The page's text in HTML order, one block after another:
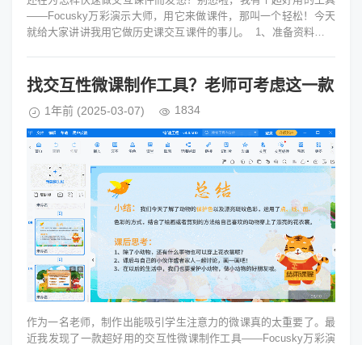
——Focusky万彩演示大师，用它来做课件，那叫一个轻松！今天
就给大家讲讲我用它做历史课交互课件的事儿。 1、准备资料，万
找交互性微课制作工具？老师可考虑这一款
1年前 (2025-03-07) 1834
作为一名老师，制作出能吸引学生注意力的微课真的太重要了。最
近我发现了一款超好用的交互性微课制作工具——Focusky万彩演